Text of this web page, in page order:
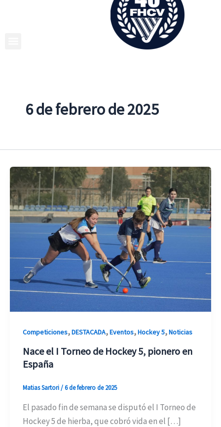
6 de febrero de 2025
Competiciones,DESTACADA,Eventos,Hockey 5,Noticias
Nace el I Torneo de Hockey 5, pionero en
España
Matias Sartori/6 de febrero de 2025
El pasado fin de semana se disputó el I Torneo de
Hockey 5 de hierba, que cobró vida en el […]